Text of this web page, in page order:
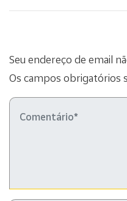
Seu endereço de email
Os campos obrigatórios